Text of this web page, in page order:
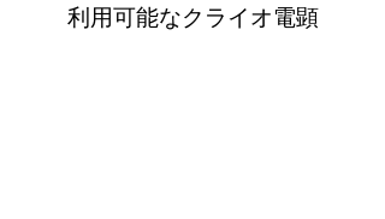
利用可能なクライオ電顕